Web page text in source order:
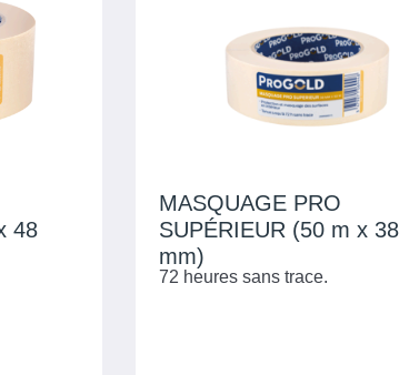
48
MASQUAGE PRO
SUPÉRIEUR (50 m x 38
mm)
72 heures sans trace.